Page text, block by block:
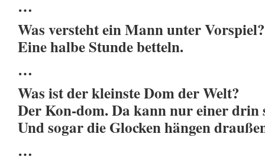
…
Was versteht ein Mann unter Vorspiel?
Eine halbe Stunde betteln.
…
Was ist der kleinste Dom der Welt?
Der Kon-dom. Da kann nur einer drin
Und sogar die Glocken hängen
…